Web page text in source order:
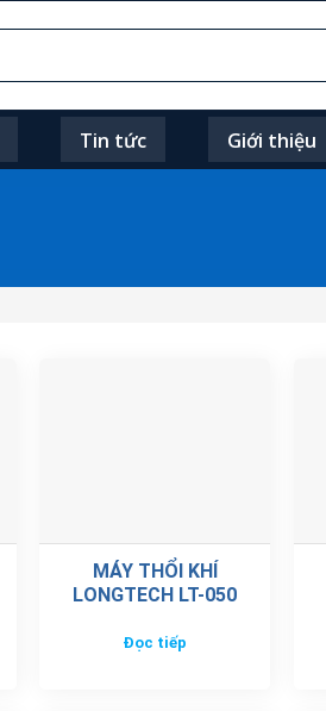
Tin tức Giới thiệu
MÁY THỔI KHÍ
LONGTECH LT-050
Đọc tiếp